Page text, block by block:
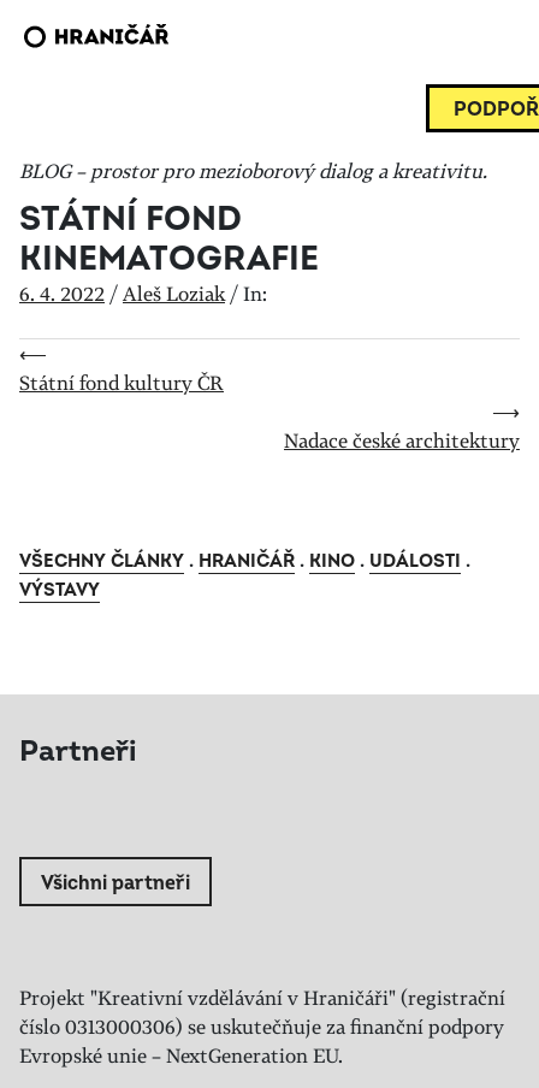
BLOG – prostor pro mezioborový dialog a kreativitu.
STÁTNÍ FOND
KINEMATOGRAFIE
6. 4. 2022 /Aleš Loziak /In:
⟵
Státní fond kultury ČR
⟶
Nadace české architektury
VŠECHNY ČLÁNKY . HRANIČÁŘ . KINO . UDÁLOSTI .
VÝSTAVY
Partneři
Všichni partneři
Projekt "Kreativní vzdělávání v Hraničáři" (registrační
číslo 0313000306) se uskutečňuje za finanční podpory
Evropské unie – NextGeneration EU.